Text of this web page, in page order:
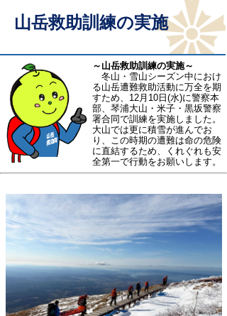
山岳救助訓練の実施
～山岳救助訓練の実施～
冬山・雪山シーズン中におけ
る山岳遭難救助活動に万全を期
すため、12月10日(水)に警察本
部、琴浦大山・米子・黒坂警察
署合同で訓練を実施しました。
大山では更に積雪が進んでお
り、この時期の遭難は命の危険
に直結するため、くれぐれも安
全第一で行動をお願いします。